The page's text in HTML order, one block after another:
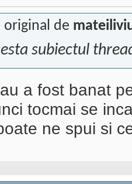
original de
subiectul
a fost banat
tocmai se
ne spui si